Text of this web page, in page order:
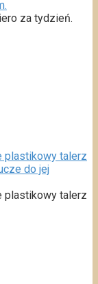
za tydzień.
plastikowy talerz
do jej
plastikowy talerz